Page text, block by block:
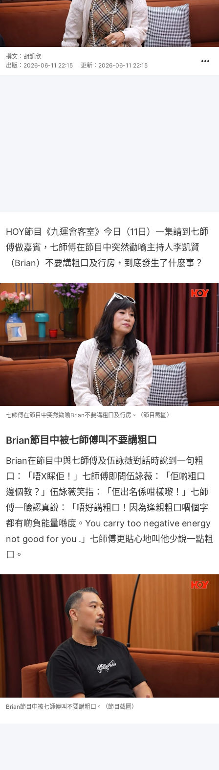
撰文： 胡凱欣
出版： 2026-06-11 22:15 更新： 2026-06-11 22:15
HOY節目《九運會客室》今日（11日）一集請到七師
傅做嘉賓，七師傅在節目中突然勸喻主持人李凱賢
（Brian）不要講粗口及行房，到底發生了什麼事？
七師傅在節目中突然勸喻Brian不要講粗口及行房。（節目截圖）
Brian節目中被七師傅叫不要講粗口
Brian在節目中與七師傅及伍詠薇對話時說到一句粗
口：「唔X睬佢！」七師傅即問伍詠薇：「佢啲粗口
邊個教？」伍詠薇笑指：「佢出名係咁樣嚟！」七師
傅一臉認真說：「唔好講粗口！因為逢親粗口𠴱個字
都有啲負能量喺度。You carry too negative energy
not good for you .」七師傅更貼心地叫他少說一點粗
口。
Brian節目中被七師傅叫不要講粗口。（節目截圖）